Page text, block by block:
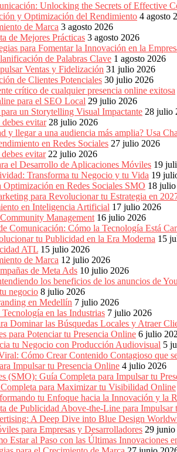
Unlocking the Secrets of Effective
y Optimización del Rendimiento 4 agosto
de Marca 3 agosto 2026
de Mejores Prácticas 3 agosto 2026
para Fomentar la Innovación en la
de Palabras Clave 1 agosto 2026
Ventas y Fidelización 31 julio 2026
de Clientes Potenciales 30 julio 2026
crítico de cualquier presencia online exitosa
para el SEO Local 29 julio 2026
un Storytelling Visual Impactante 28 julio
evitar 28 julio 2026
y llegar a una audiencia más amplia? Usa
en Redes Sociales 27 julio 2026
evitar 22 julio 2026
el Desarrollo de Aplicaciones Móviles 19
Transforma tu Negocio y tu Vida 19
en Redes Sociales SMO 18
para Revolucionar tu Estrategia en
en Inteligencia Artificial 17 julio 2026
Management 16 julio 2026
Comunicación: Cómo la Tecnología Está
tu Publicidad en la Era Moderna 15
ATL 15 julio 2026
de Marca 12 julio 2026
de Meta Ads 10 julio 2026
los beneficios de los anuncios de
negocio 8 julio 2026
en Medellín 7 julio 2026
en las Industrias 7 julio 2026
Dominar las Búsquedas Locales y Atraer
para Potenciar tu Presencia Online 6 julio
tu Negocio con Producción Audiovisual 5
Cómo Crear Contenido Contagioso que
Impulsar tu Presencia Online 4 julio 2026
(SMO): Guía Completa para Impulsar tu
para Maximizar tu Visibilidad Online
tu Enfoque hacia la Innovación y la
de Publicidad Above-the-Line para Impulsar
A Deep Dive into Blue Design
para Empresas y Desarrolladores 29
Estar al Paso con las Últimas Innovaciones